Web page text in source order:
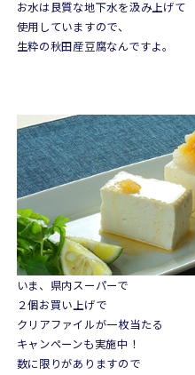
お水は良質な地下水を汲み上げて
使用していますので、
生粋の秋田産豆腐なんですよ。
いま、県内スーパーで
２個お買い上げで
クリアファイルが一枚当たる
キャンペーンも実施中！
数に限りがありますので